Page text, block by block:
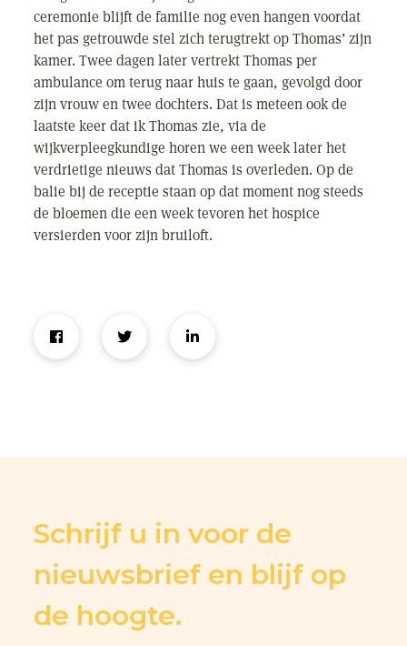
ceremonie blijft de familie nog even hangen voordat
het pas getrouwde stel zich terugtrekt op Thomas’ zijn
kamer. Twee dagen later vertrekt Thomas per
ambulance om terug naar huis te gaan, gevolgd door
zijn vrouw en twee dochters. Dat is meteen ook de
laatste keer dat ik Thomas zie, via de
wijkverpleegkundige horen we een week later het
verdrietige nieuws dat Thomas is overleden. Op de
balie bij de receptie staan op dat moment nog steeds
de bloemen die een week tevoren het hospice
versierden voor zijn bruiloft.
Schrijf u in voor de
nieuwsbrief en blijf op
de hoogte.